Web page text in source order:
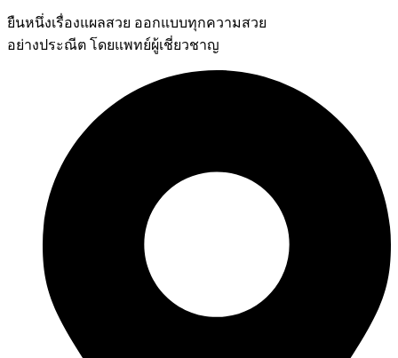
ยืนหนึ่งเรื่องแผลสวย ออกแบบทุกความสวย
อย่างประณีต โดยแพทย์ผู้เชี่ยวชาญ